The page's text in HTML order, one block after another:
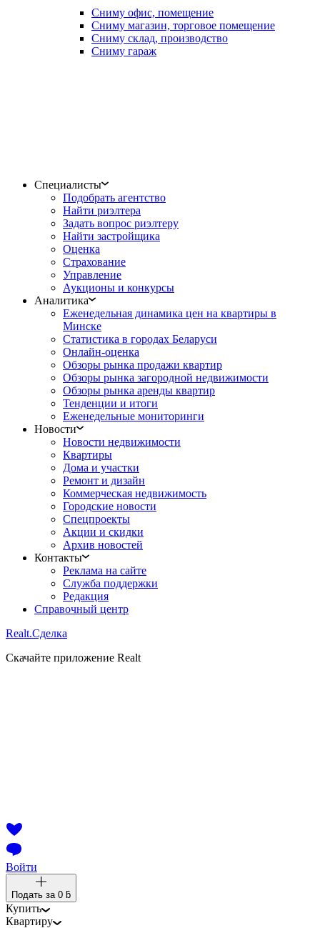
Сниму офис, помещение
Сниму магазин, торговое помещение
Сниму склад, производство
Сниму гараж
Специалисты
Подобрать агентство
Найти риэлтера
Задать вопрос риэлтеру
Найти застройщика
Оценка
Страхование
Управление
Аукционы и конкурсы
Аналитика
Еженедельная динамика цен на квартиры в
Минске
Статистика в городах Беларуси
Онлайн-оценка
Обзоры рынка продажи квартир
Обзоры рынка загородной недвижимости
Обзоры рынка аренды квартир
Тенденции и итоги
Еженедельные мониторинги
Новости
Новости недвижимости
Квартиры
Дома и участки
Ремонт и дизайн
Коммерческая недвижимость
Городские новости
Спецпроекты
Акции и скидки
Архив новостей
Контакты
Реклама на сайте
Служба поддержки
Редакция
Справочный центр
Realt.Сделка
Скачайте приложение Realt
Войти
Подать за 0 ƃ
Купить
Квартиру